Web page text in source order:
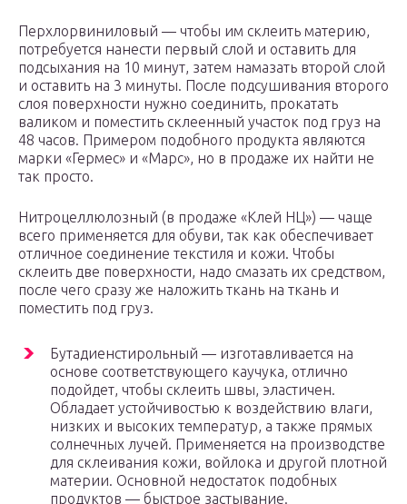
Перхлорвиниловый — чтобы им склеить материю,
потребуется нанести первый слой и оставить для
подсыхания на 10 минут, затем намазать второй слой
и оставить на 3 минуты. После подсушивания второго
слоя поверхности нужно соединить, прокатать
валиком и поместить склеенный участок под груз на
48 часов. Примером подобного продукта являются
марки «Гермес» и «Марс», но в продаже их найти не
так просто.
Нитроцеллюлозный (в продаже «Клей НЦ») — чаще
всего применяется для обуви, так как обеспечивает
отличное соединение текстиля и кожи. Чтобы
склеить две поверхности, надо смазать их средством,
после чего сразу же наложить ткань на ткань и
поместить под груз.
Бутадиенстирольный — изготавливается на
основе соответствующего каучука, отлично
подойдет, чтобы склеить швы, эластичен.
Обладает устойчивостью к воздействию влаги,
низких и высоких температур, а также прямых
солнечных лучей. Применяется на производстве
для склеивания кожи, войлока и другой плотной
материи. Основной недостаток подобных
продуктов — быстрое застывание.